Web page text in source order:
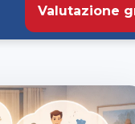
Valutazione